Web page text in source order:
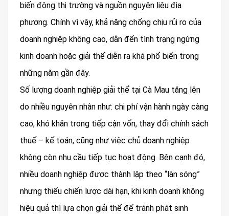
biến động thị trường và nguồn nguyên liệu địa
phương. Chính vì vậy, khả năng chống chịu rủi ro của
doanh nghiệp không cao, dẫn đến tình trạng ngừng
kinh doanh hoặc giải thể diễn ra khá phổ biến trong
những năm gần đây.
Số lượng doanh nghiệp giải thể tại Cà Mau tăng lên
do nhiều nguyên nhân như: chi phí vận hành ngày càng
cao, khó khăn trong tiếp cận vốn, thay đổi chính sách
thuế – kế toán, cũng như việc chủ doanh nghiệp
không còn nhu cầu tiếp tục hoạt động. Bên cạnh đó,
nhiều doanh nghiệp được thành lập theo “làn sóng”
nhưng thiếu chiến lược dài hạn, khi kinh doanh không
hiệu quả thì lựa chọn giải thể để tránh phát sinh